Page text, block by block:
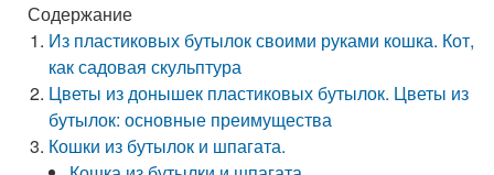
Содержание
Из пластиковых бутылок своими руками кошка. Кот,
как садовая скульптура
Цветы из донышек пластиковых бутылок. Цветы из
бутылок: основные преимущества
Кошки из бутылок и шпагата.